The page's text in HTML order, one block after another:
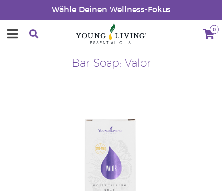
Wähle Deinen Wellness-Fokus
0
Bar Soap: Valor